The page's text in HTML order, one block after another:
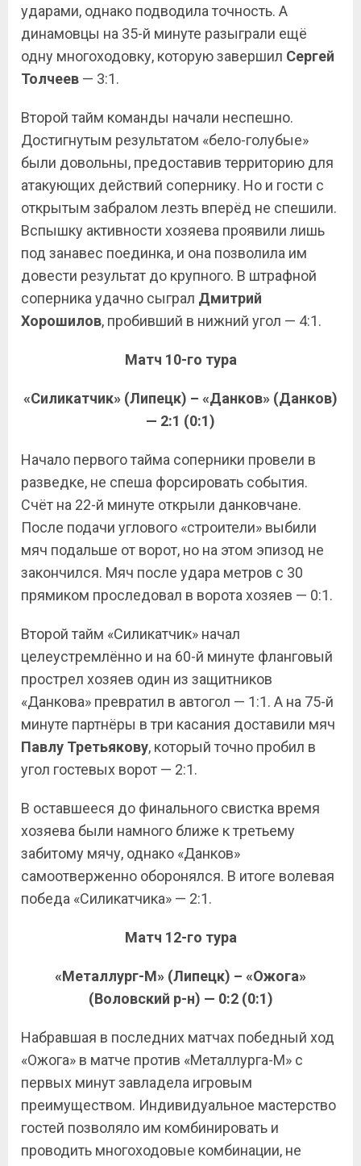
ударами, однако подводила точность. А
динамовцы на 35-й минуте разыграли ещё
одну многоходовку, которую завершил Сергей
Толчеев — 3:1.
Второй тайм команды начали неспешно.
Достигнутым результатом «бело-голубые»
были довольны, предоставив территорию для
атакующих действий сопернику. Но и гости с
открытым забралом лезть вперёд не спешили.
Вспышку активности хозяева проявили лишь
под занавес поединка, и она позволила им
довести результат до крупного. В штрафной
соперника удачно сыграл Дмитрий
Хорошилов, пробивший в нижний угол — 4:1.
Матч 10-го тура
«Силикатчик» (Липецк) – «Данков» (Данков)
— 2:1 (0:1)
Начало первого тайма соперники провели в
разведке, не спеша форсировать события.
Счёт на 22-й минуте открыли данковчане.
После подачи углового «строители» выбили
мяч подальше от ворот, но на этом эпизод не
закончился. Мяч после удара метров с 30
прямиком проследовал в ворота хозяев — 0:1.
Второй тайм «Силикатчик» начал
целеустремлённо и на 60-й минуте фланговый
прострел хозяев один из защитников
«Данкова» превратил в автогол — 1:1. А на 75-й
минуте партнёры в три касания доставили мяч
Павлу Третьякову, который точно пробил в
угол гостевых ворот — 2:1.
В оставшееся до финального свистка время
хозяева были намного ближе к третьему
забитому мячу, однако «Данков»
самоотверженно оборонялся. В итоге волевая
победа «Силикатчика» — 2:1.
Матч 12-го тура
«Металлург-М» (Липецк) – «Ожога»
(Воловский р-н) — 0:2 (0:1)
Набравшая в последних матчах победный ход
«Ожога» в матче против «Металлурга-М» с
первых минут завладела игровым
преимуществом. Индивидуальное мастерство
гостей позволяло им комбинировать и
проводить многоходовые комбинации, не